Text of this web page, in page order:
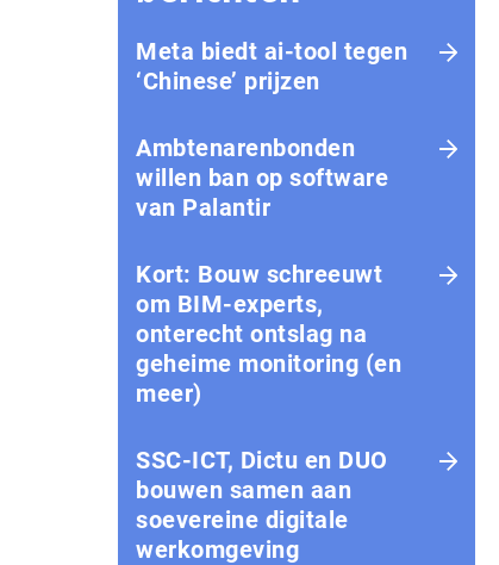
Meta biedt ai-tool tegen
‘Chinese’ prijzen
Ambtenarenbonden
willen ban op software
van Palantir
Kort: Bouw schreeuwt
om BIM-experts,
onterecht ontslag na
geheime monitoring (en
meer)
SSC-ICT, Dictu en DUO
bouwen samen aan
soevereine digitale
werkomgeving